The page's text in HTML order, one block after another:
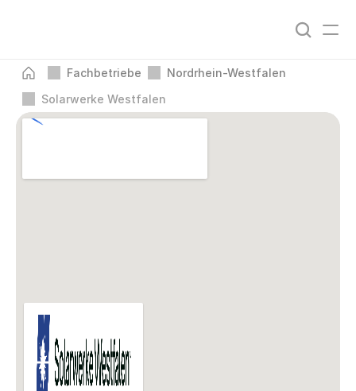
Fachbetriebe
Nordrhein-Westfalen
Solarwerke Westfalen